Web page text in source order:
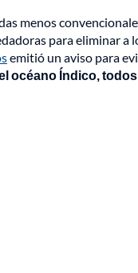
menos
para eliminar a
emitió un aviso para
océano Índico,